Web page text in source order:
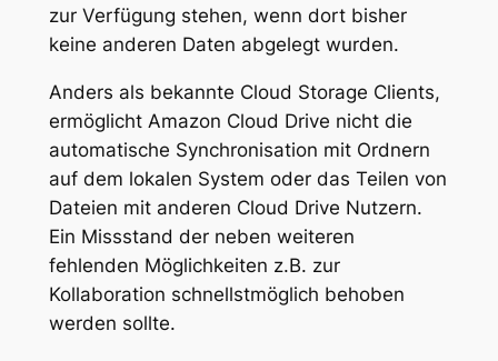
zur Verfügung stehen, wenn dort bisher
keine anderen Daten abgelegt wurden.
Anders als bekannte Cloud Storage Clients,
ermöglicht Amazon Cloud Drive nicht die
automatische Synchronisation mit Ordnern
auf dem lokalen System oder das Teilen von
Dateien mit anderen Cloud Drive Nutzern.
Ein Missstand der neben weiteren
fehlenden Möglichkeiten z.B. zur
Kollaboration schnellstmöglich behoben
werden sollte.